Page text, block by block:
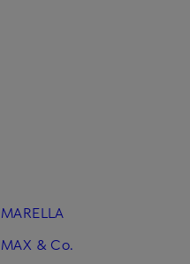
MARELLA
MAX & Co.